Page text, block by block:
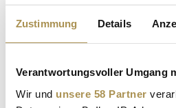
Zustimmung Details
Verantwortungsvoller Umgang
Wir und unsere 58 Partner
Setzen Sie die gesuchten
Anführungszeichen: zb
Top-Neueröffnungen
2024